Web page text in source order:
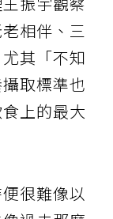
相伴、三
其「不知
取標準也
上的最大
很難像以